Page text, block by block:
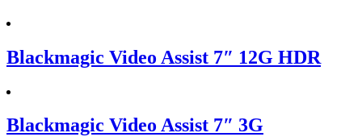
Blackmagic Video Assist 7″ 12G HDR
Blackmagic Video Assist 7″ 3G